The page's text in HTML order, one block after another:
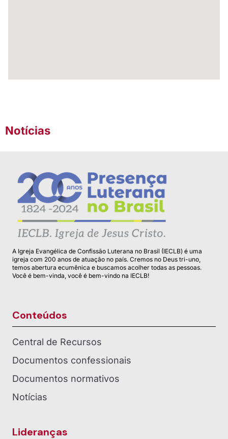
Notícias
A Igreja Evangélica de Confissão Luterana no Brasil (IECLB) é uma
igreja com 200 anos de atuação no país. Cremos no Deus tri-uno,
temos abertura ecumênica e buscamos acolher todas as pessoas.
Você é bem-vinda, você é bem-vindo na IECLB!
Conteúdos
Central de Recursos
Documentos confessionais
Documentos normativos
Notícias
Lideranças